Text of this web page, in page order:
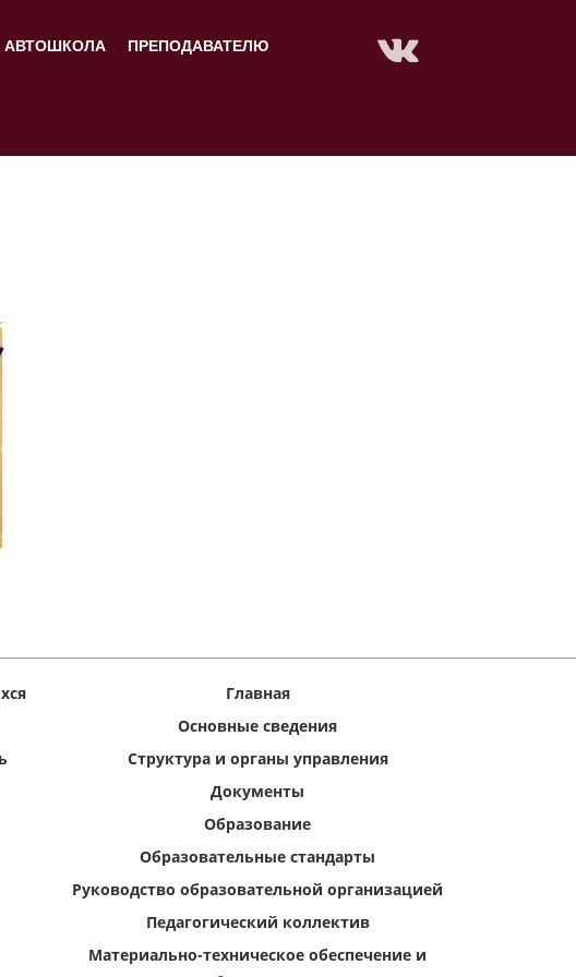
АВТОШКОЛА
ПРЕПОДАВАТЕЛЮ
Главная
Основные сведения
Структура и органы управления
Документы
Образование
Образовательные стандарты
Руководство образовательной организацией
Педагогический коллектив
Материально-техническое обеспечение и